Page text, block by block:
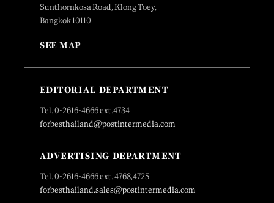
Sunthornkosa Road, Klong Toey,
Bangkok 10110
SEE MAP
EDITORIAL DEPARTMENT
Tel. 0-2616-4666 ext.4734
forbesthailand@postintermedia.com
ADVERTISING DEPARTMENT
Tel. 0-2616-4666 ext. 4768,4725
forbesthailand.sales@postintermedia.com